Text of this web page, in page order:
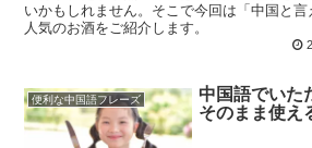
いかもしれません。そこで今回は「中国と言
人気のお酒をご紹介します。
便利な中国語フレーズ
中国語でいた
そのまま使え